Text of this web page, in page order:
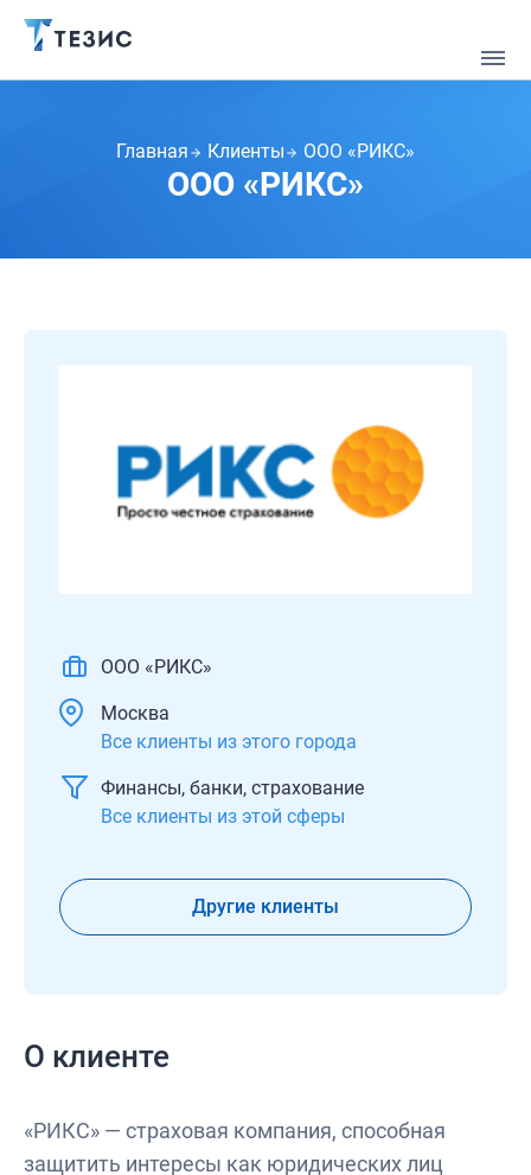
Главная Клиенты ООО «РИКС»
ООО «РИКС»
ООО «РИКС»
Москва
Все клиенты из этого города
Финансы, банки, страхование
Все клиенты из этой сферы
Другие клиенты
О клиенте
«РИКС» — страховая компания, способная
защитить интересы как юридических лиц